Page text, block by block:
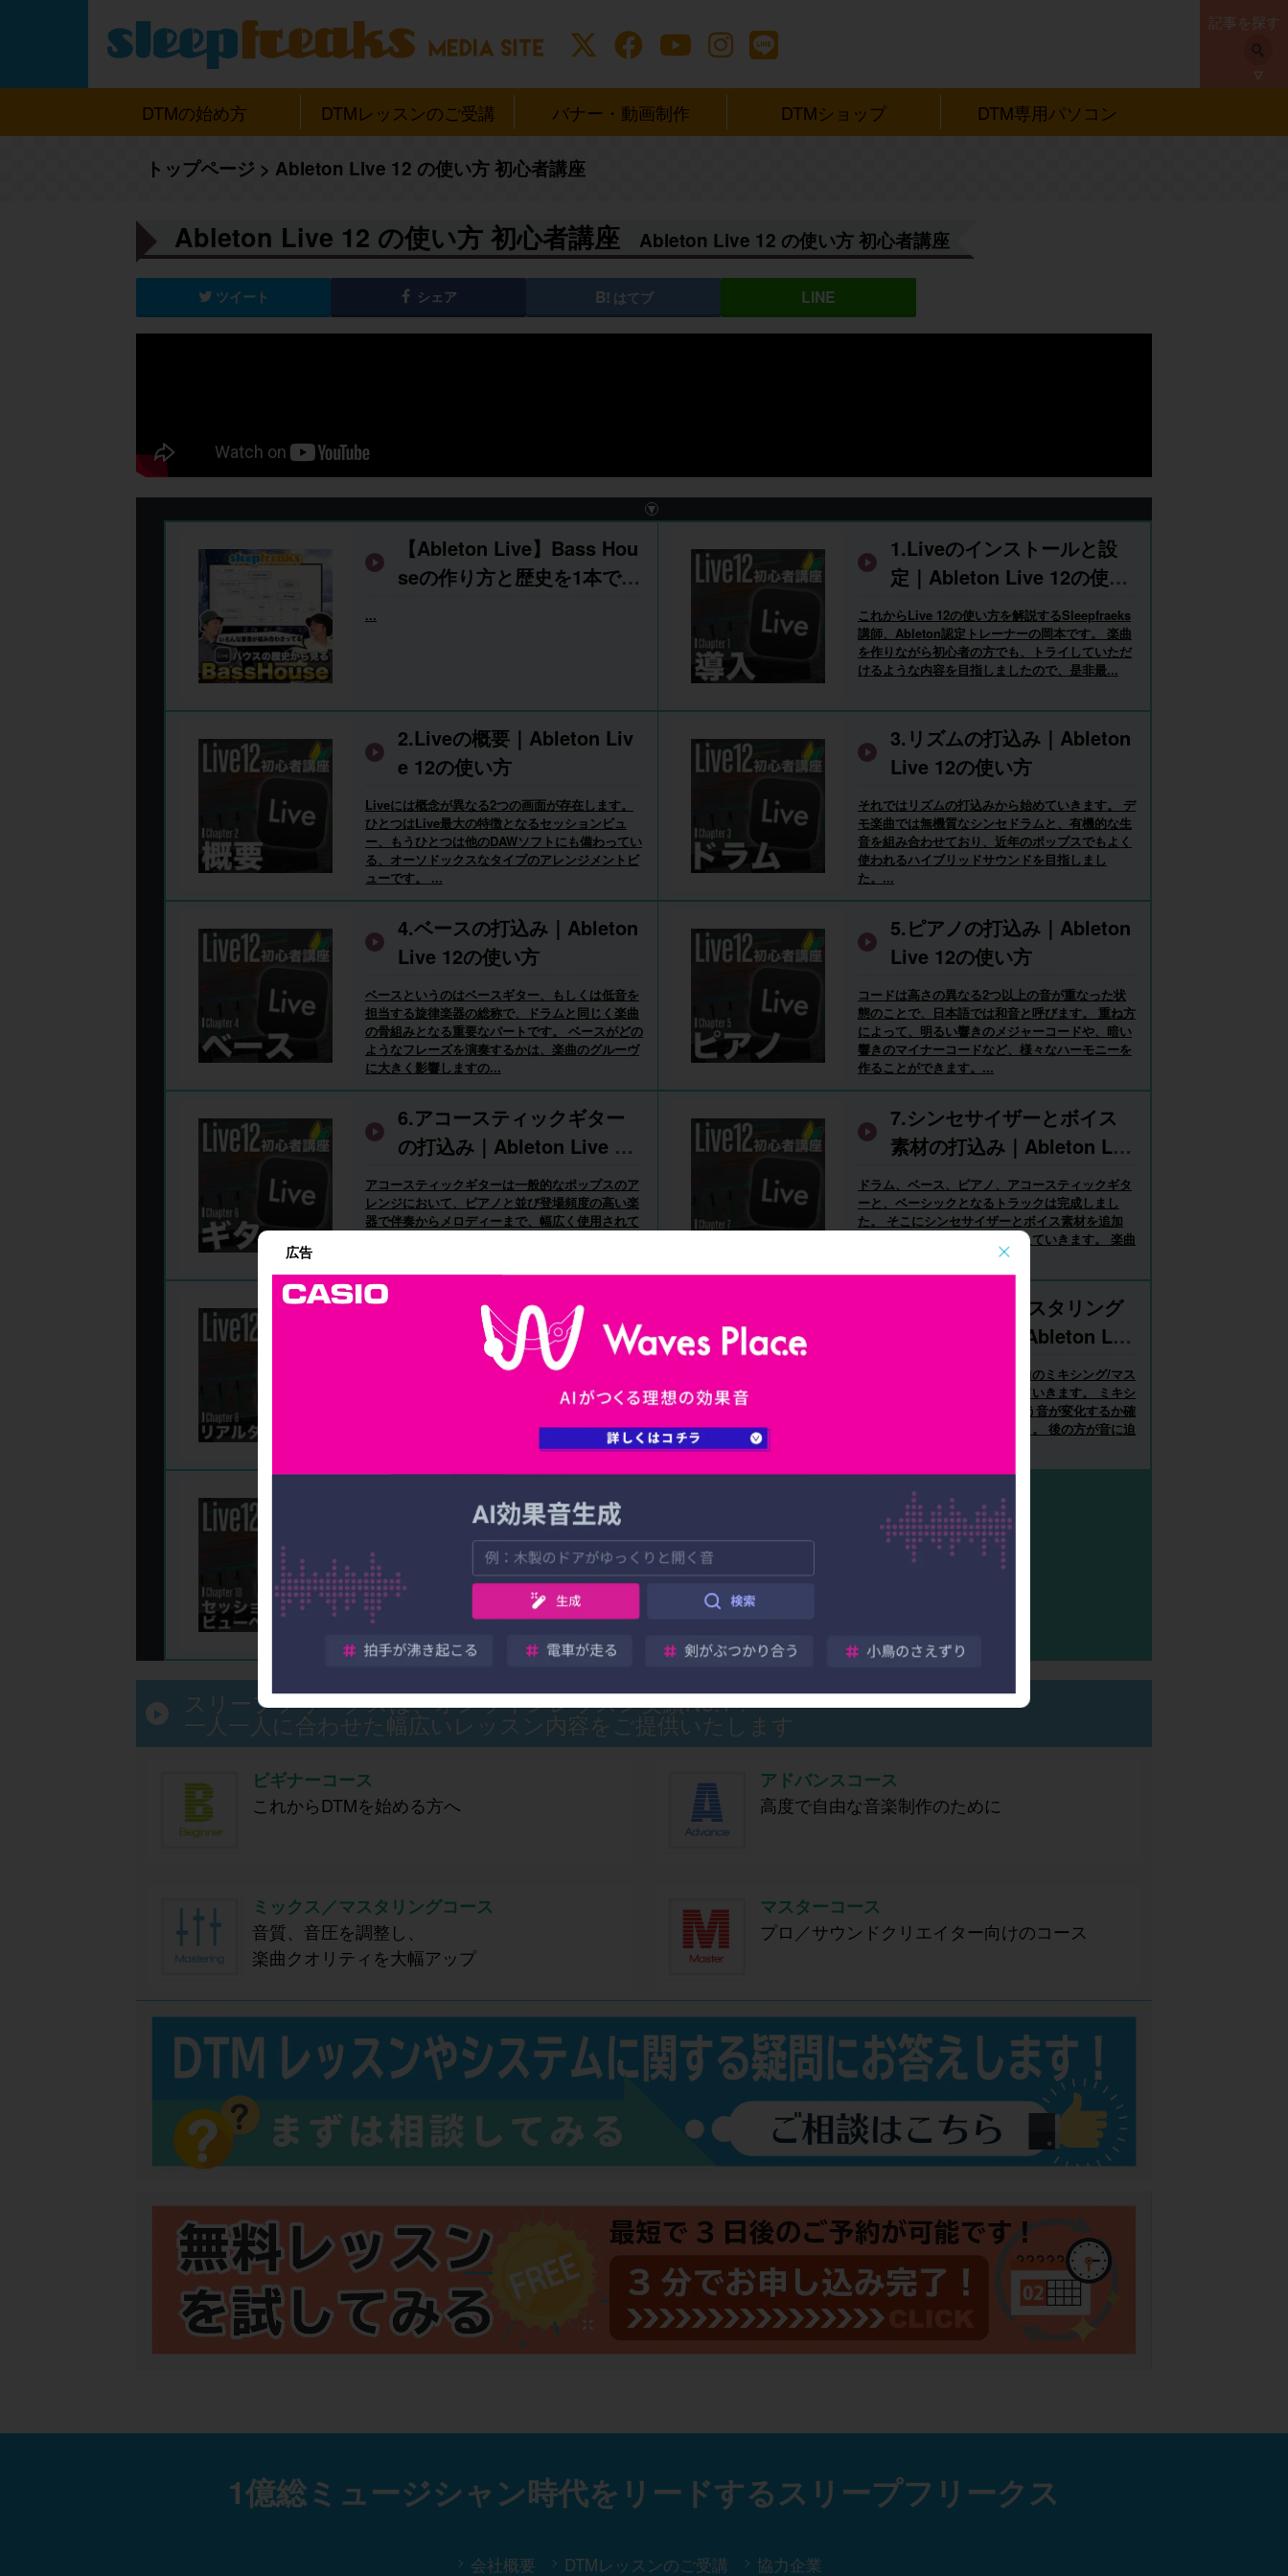
広告
DTMの始め方 DTMレッスンのご受講 バナー・動画制作 DTMショップ DTM専用パソコン
記事を探す
トップページ > Ableton Live 12 の使い方 初心者講座
Ableton Live 12 の使い方 初心者講座 Ableton Live 12 の使い方 初心者講座
ツイート シェア はてブ
【Ableton Live】Bass Hou
seの作り方と歴史を1本で｜
...
1.Liveのインストールと設
定｜Ableton Live 12の使い
方
これからLive 12の使い方を解説するSleepfraeks
講師、Ableton認定トレーナーの岡本です。 楽曲
を作りながら初心者の方でも、トライしていただ
けるような内容を目指しましたので、是非最...
2.Liveの概要｜Ableton Liv
e 12の使い方
Liveには概念が異なる2つの画面が存在します。
ひとつはLive最大の特徴となるセッションビュ
ー、もうひとつは他のDAWソフトにも備わってい
る、オーソドックスなタイプのアレンジメントビ
ューです。 ...
3.リズムの打込み｜Ableton
Live 12の使い方
それではリズムの打込みから始めていきます。 デ
モ楽曲では無機質なシンセドラムと、有機的な生
音を組み合わせており、近年のポップスでもよく
使われるハイブリッドサウンドを目指しまし
た。...
4.ベースの打込み｜Ableton
Live 12の使い方
ベースというのはベースギター、もしくは低音を
担当する旋律楽器の総称で、ドラムと同じく楽曲
の骨組みとなる重要なパートです。 ベースがどの
ようなフレーズを演奏するかは、楽曲のグルーヴ
に大きく影響しますの...
5.ピアノの打込み｜Ableton
Live 12の使い方
コードは高さの異なる2つ以上の音が重なった状
態のことで、日本語では和音と呼びます。 重ね方
によって、明るい響きのメジャーコードや、暗い
響きのマイナーコードなど、様々なハーモニーを
作ることができます。...
6.アコースティックギター
の打込み｜Ableton Live 12
の使い方
アコースティックギターは一般的なポップスのア
レンジにおいて、ピアノと並び登場頻度の高い楽
器で伴奏からメロディーまで、幅広く使用されて
7.シンセサイザーとボイス
素材の打込み｜Ableton Liv
e 12の使い方
ドラム、ベース、ピアノ、アコースティックギタ
ーと、ベーシックとなるトラックは完成しまし
た。 そこにシンセサイザーとボイス素材を追加
し、さらに広がりと彩りを加えていきます。 楽曲
8.シンセサイザーとギター
のリアルタイム録音｜Ablet
on Live 12の使い方
アレンジもいよいよ最終段階です。 サビをさらに
印象的にするために、シンセサイザーとエレキギ
ターを追加していきましょう。 シンセサイザーが
ボーカルの隙間に入り、飽きさせないアクセント
9.ミキシング/マスタリング
での音の調整｜Ableton Liv
アレンジが完了したので、楽曲のミキシング/マス
タリングを行い楽曲を仕上げていきます。 ミキシ
ング/マスタリングの前後でどう音が変化するか確
認してから進めていきましょう。 後の方が音に迫
10.セッションビューへの展
開｜Ableton Live 12の使い
完成した楽曲をライブパフォーマンス用に展開し
ていこうと思います。 ライブパフォーマンスに向
いている、セッションビューを使用していきま
す。...
スリープフリークスは、オンラインレッスン実績No.1！
一人一人に合わせた幅広いレッスン内容をご提供いたします
ビギナーコース
これからDTMを始める方へ
アドバンスコース
高度で自由な音楽制作のために
ミックス／マスタリングコース
音質、音圧を調整し、
楽曲クオリティを大幅アップ
マスターコース
プロ／サウンドクリエイター向けのコース
1億総ミュージシャン時代をリードするスリープフリークス
会社概要 DTMレッスンのご受講 協力企業